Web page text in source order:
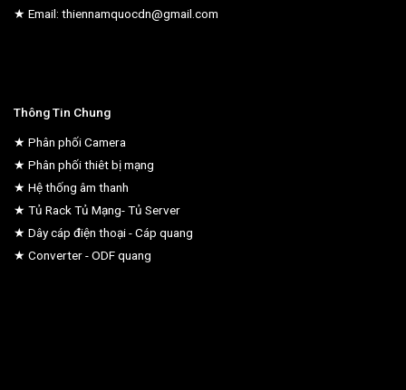
★ Email: thiennamquocdn@gmail.com
Thông Tin Chung
★ Phân phối Camera
★ Phân phối thiêt bị mạng
★ Hệ thống âm thanh
★ Tủ Rack Tủ Mạng- Tủ Server
★ Dây cáp điện thoại - Cáp quang
★ Converter - ODF quang